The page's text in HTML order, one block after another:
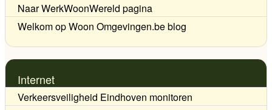
Naar WerkWoonWereld pagina
Welkom op Woon Omgevingen.be blog
Internet
Verkeersveiligheid Eindhoven monitoren